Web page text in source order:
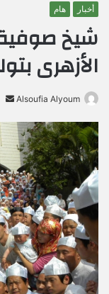
أخبار هام
شيخ
الأزهرى
Alsoufia Alyoum
س
ل
ب
ر
ي
د
ا
إ
ل
ك